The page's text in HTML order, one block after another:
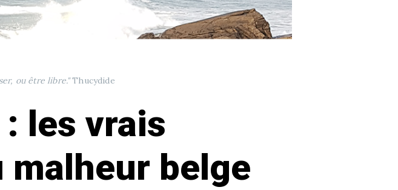
ou être libre."Thucydide
les vrais
malheur belge